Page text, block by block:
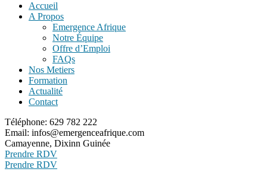
Accueil
A Propos
Emergence Afrique
Notre Équipe
Offre d’Emploi
FAQs
Nos Metiers
Formation
Actualité
Contact
Téléphone: 629 782 222
Email: infos@emergenceafrique.com
Camayenne, Dixinn Guinée
Prendre RDV
Prendre RDV